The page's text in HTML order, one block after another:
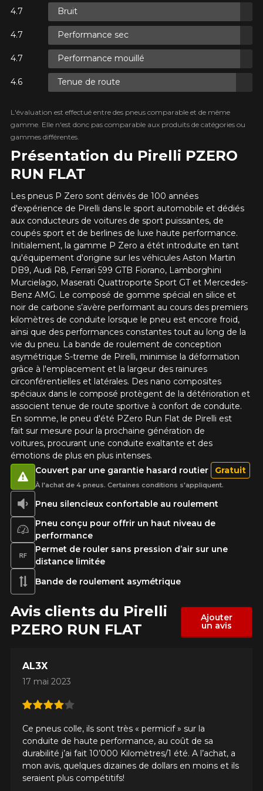
Présentation du Pirelli PZERO
RUN FLAT
Les pneus P Zero sont dérivés de 100 années
d'expérience de Pirelli dans le sport automobile et dédiés
aux conducteurs de voitures de sport puissantes, de
coupés sport et de berlines de luxe haute performance.
Initialement, la gamme P Zero a étét introduite en tant
qu'équipement d'origine sur les véhicules Aston Martin
DB9, Audi R8, Ferrari 599 GTB Fiorano, Lamborghini
Murcielago, Maserati Quattroporte Sport GT et Mercedes-
Benz AMG. Le composé de gomme spécial en silice et
noir de carbone s’avère performant au cours des premiers
kilomètres de conduite lorsque le pneu est encore froid,
ainsi que des performances constantes tout au long de la
vie du pneu. La bande de roulement de conception
asymétrique S-treme de Pirelli, minimise la déformation
grâce à l'emplacement et la largeur des rainures
circonférentielles et latérales. Des nano composites
spéciaux dans le composé protègent de la détérioration et
associent tenue de route sportive à confort de conduite.
En somme, le pneu d'été PZero Run Flat de Pirelli est
fait sur mesure pour la prochaine génération de
voitures, procurant une conduite exaltante et des
émotions de plus en plus intenses.
Bruit
Performance sec
Performance mouillé
Tenue de route
L'évaluation est effectué entre des pneus comparable et de même
gamme. Elle n'est donc pas comparable aux produits de catégories ou
gammes différentes.
Pneu silencieux confortable au roulement
Pneu conçu pour offrir un haut niveau de
performance
Permet de rouler sans pression d’air sur une
distance limitée
Bande de roulement asymétrique
Couvert par une garantie hasard routier Gratuit
À l'achat de 4 pneus. Certaines conditions s'appliquent.
Avis clients du Pirelli
PZERO RUN FLAT
Ajouter
un avis
AL3X
17 mai 2023
Ce pneus colle, ils sont très « permicif » sur la
conduite de haute performance, au coût de sa
durabilité j’ai fait 10’000 Kilomètres/1 été. A l’achat, a
mon avis, quelques dizaines de dollars en moins et ils
seraient plus compétitifs!